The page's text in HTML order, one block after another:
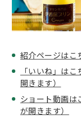
紹介ページはこ
「いいね」は
開きます）
ショート動画は
が開きます）